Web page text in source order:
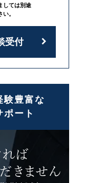
しては別途
。
受付
験豊富な
ポート